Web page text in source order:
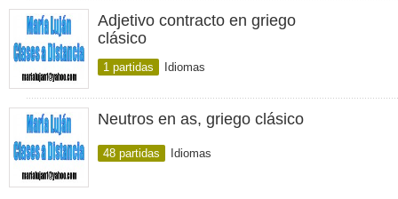
Adjetivo contracto en griego
clásico
1 partidas Idiomas
Neutros en as, griego clásico
48 partidas Idiomas